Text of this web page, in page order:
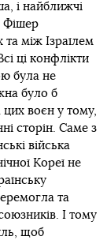
і найближчі
Фішер
та між Ізраїлем
ці конфлікти
була не
було б
воєн у тому,
сторін. Саме з
війська
Кореї не
та
І тому
щоб